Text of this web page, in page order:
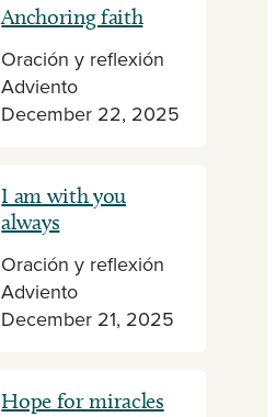
Anchoring faith
Oración y reflexión
Adviento
December 22, 2025
I am with you
always
Oración y reflexión
Adviento
December 21, 2025
Hope for miracles